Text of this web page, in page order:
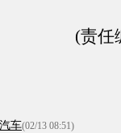
(责任
车(02/13 08:51)